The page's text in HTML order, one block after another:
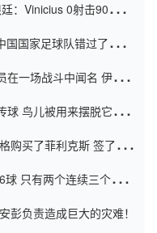
：Vinicius 0射击90分钟
国家足球队错过了世界
一场战斗中闻名 伊万放
球 鸟儿被用来摆脱它
购买了菲利克斯 签了7年
只有两个连续三个连续
彭负责造成巨大的灾难！